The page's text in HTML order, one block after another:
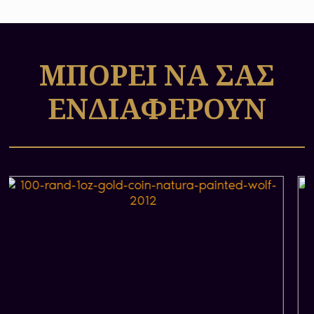
φημίζονται για την κορυφαία αισθητική και
ΜΠΟΡΕΙ ΝΑ ΣΑΣ
ΕΝΔΙΑΦΕΡΟΥΝ